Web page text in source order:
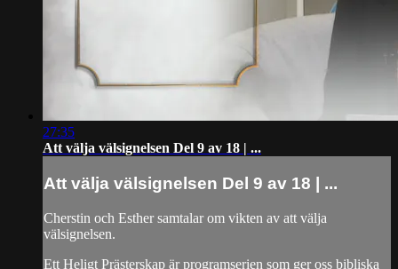
27:35
Att välja välsignelsen Del 9 av 18 | ...
Att välja välsignelsen Del 9 av 18 | ...
Cherstin och Esther samtalar om vikten av att välja
välsignelsen.
Ett Heligt Prästerskap är programserien som ger oss bibliska